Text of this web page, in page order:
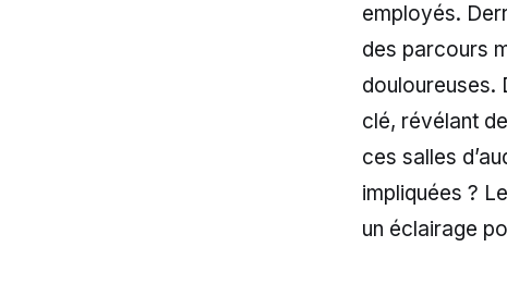
employés.
des parcours
douloureuses.
clé, révélant
ces salles
impliquées ?
un éclairage